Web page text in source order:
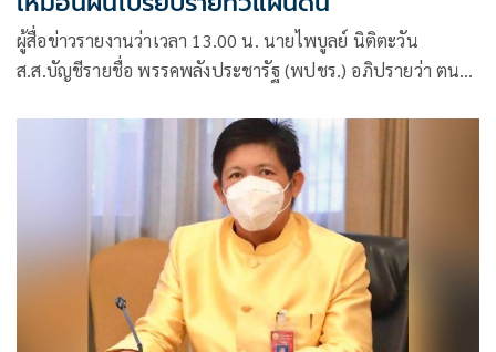
ผู้สื่อข่าวรายงานว่าเวลา 13.00 น. นายไพบูลย์ นิติตะวัน
ส.ส.บัญชีรายชื่อ พรรคพลังประชารัฐ (พปชร.) อภิปรายว่า ตน
อย่างนี้ เพราะแกนนำพรรคฝ่ายค้านตั้งฉายาร่างพ.ร.บ.งบประ
มาณฯฉบับนี้ว่า เป็นขอทานจัดงานวันเกิด เป็นการ